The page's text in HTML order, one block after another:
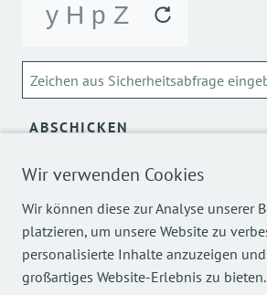
Wir verwenden Cookies
Wir können diese zur Analyse unserer
platzieren, um unsere Website zu
personalisierte Inhalte anzuzeigen
großartiges Website-Erlebnis zu
ABSCHICKEN
Über die Verarbeitung meiner